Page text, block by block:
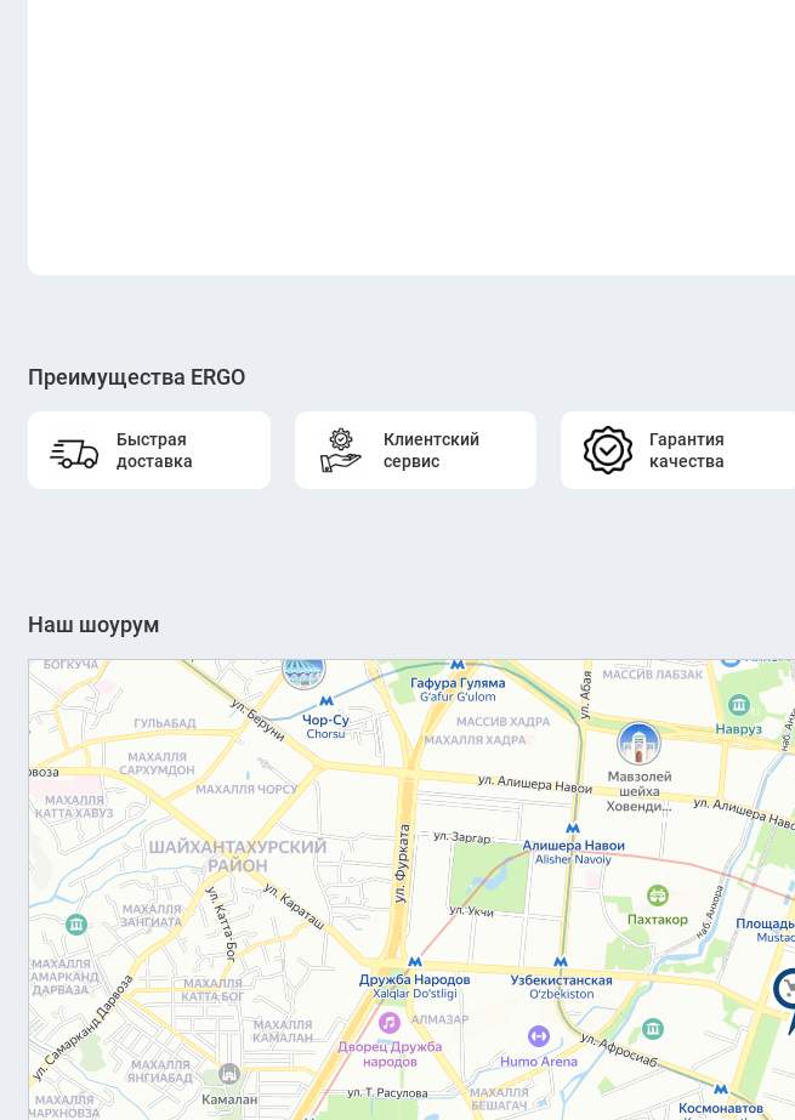
Преимущества ERGO
Быстрая
доставка
Клиентский
сервис
Гарантия
качества
Наш шоурум